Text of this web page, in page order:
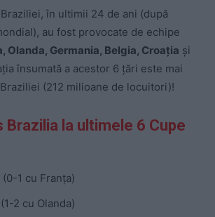
în ultimii 24 de ani (după
au fost provocate de echipe
Olanda, Germania, Belgia, Croația și
însumată a acestor 6 țări este mai
(212 milioane de locuitori)!
Brazilia la ultimele 6 Cupe
1 cu Franța)
2 cu Olanda)